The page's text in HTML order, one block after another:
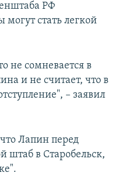
РФ
стать легкой
не сомневается в
и не считает, что в
– заявил
Лапин перед
штаб в Старобельск,